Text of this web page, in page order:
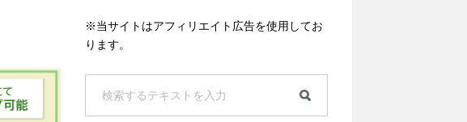
※当サイトはアフィリエイト広告を使用してお
ります。